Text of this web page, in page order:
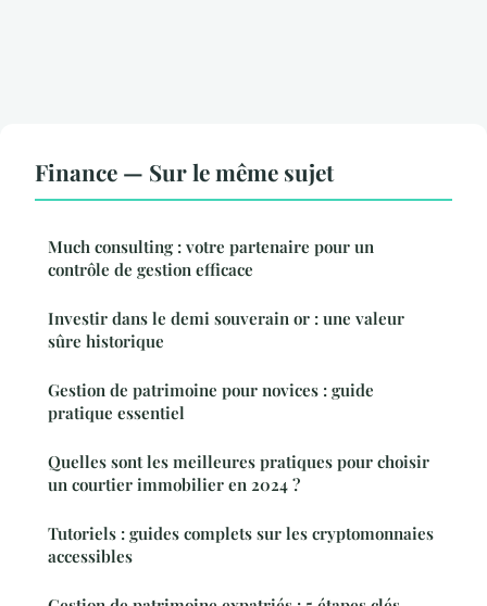
Finance — Sur le même sujet
Much consulting : votre partenaire pour un
contrôle de gestion efficace
Investir dans le demi souverain or : une valeur
sûre historique
Gestion de patrimoine pour novices : guide
pratique essentiel
Quelles sont les meilleures pratiques pour choisir
un courtier immobilier en 2024 ?
Tutoriels : guides complets sur les cryptomonnaies
accessibles